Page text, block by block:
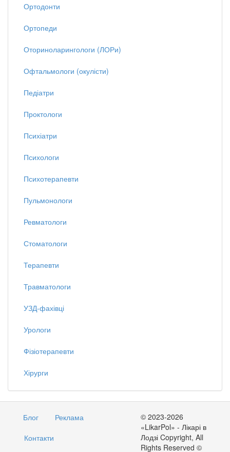
Ортодонти
Ортопеди
Оториноларингологи (ЛОРи)
Офтальмологи (окулісти)
Педіатри
Проктологи
Психіатри
Психологи
Психотерапевти
Пульмонологи
Ревматологи
Стоматологи
Терапевти
Травматологи
УЗД-фахівці
Урологи
Фізіотерапевти
Хірурги
Блог
Реклама
Контакти
© 2023-2026
«LikarPol» - Лікарі в
Лодзі Copyright, All
Rights Reserved ©